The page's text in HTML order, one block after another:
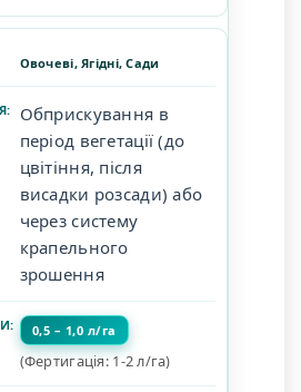
Овочеві, Ягідні, Сади
Обприскування в
період вегетації (до
цвітіння, після
висадки розсади) або
через систему
крапельного
зрошення
0,5 – 1,0 л/га
(Фертигація: 1-2 л/га)